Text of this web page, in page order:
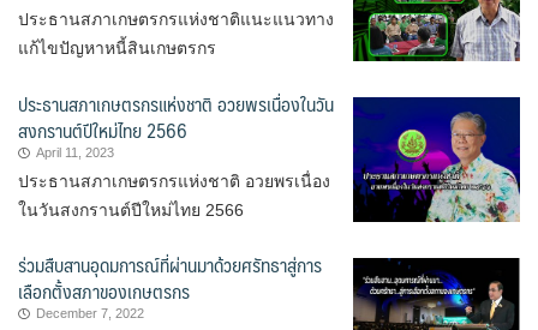
ประธานสภาเกษตรกรแห่งชาติแนะแนวทาง
แก้ไขปัญหาหนี้สินเกษตรกร
ประธานสภาเกษตรกรแห่งชาติ อวยพรเนื่องในวัน
สงกรานต์ปีใหม่ไทย 2566
April 11, 2023
ประธานสภาเกษตรกรแห่งชาติ อวยพรเนื่อง
ในวันสงกรานต์ปีใหม่ไทย 2566
ร่วมสืบสานอุดมการณ์ที่ผ่านมาด้วยศรัทธาสู่การ
เลือกตั้งสภาของเกษตรกร
December 7, 2022